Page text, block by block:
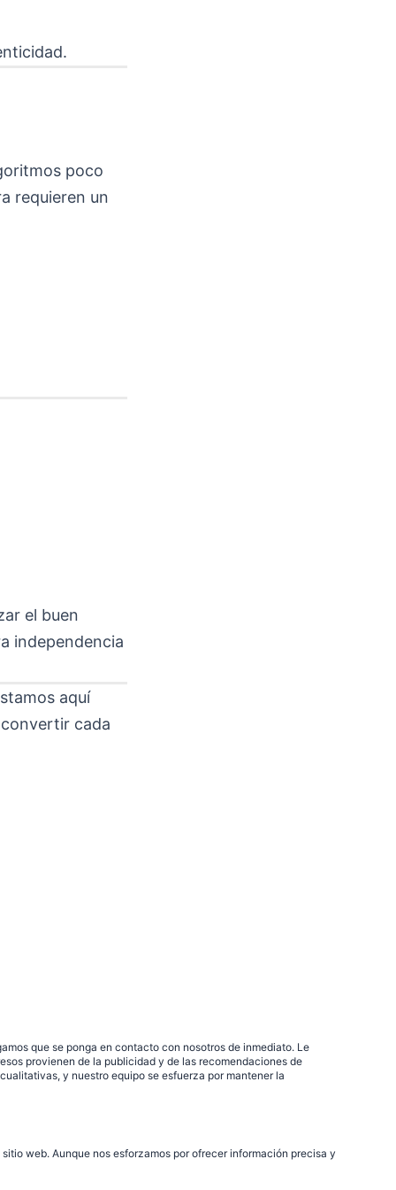
poco
requieren un
el buen
independencia
aquí
cada
que se ponga en contacto con nosotros de inmediato. Le
provienen de la publicidad y de las recomendaciones de
y nuestro equipo se esfuerza por mantener la
web. Aunque nos esforzamos por ofrecer información precisa y